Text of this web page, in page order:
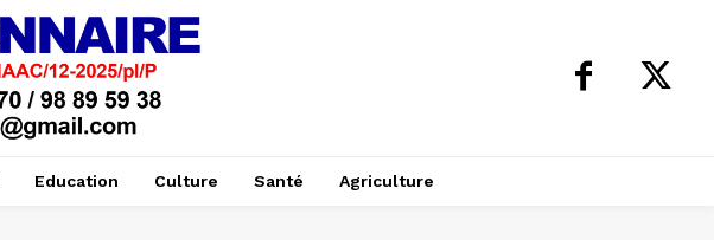
Education Culture Santé Agriculture